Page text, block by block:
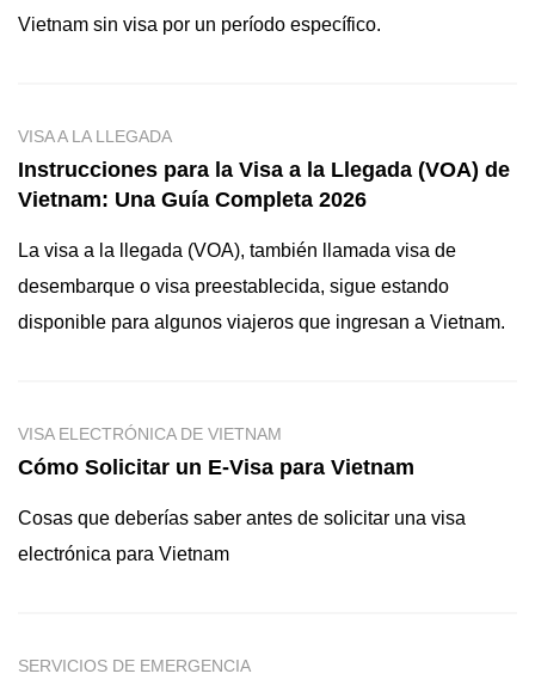
Vietnam sin visa por un período específico.
VISA A LA LLEGADA
Instrucciones para la Visa a la Llegada (VOA) de
Vietnam: Una Guía Completa 2026
La visa a la llegada (VOA), también llamada visa de
desembarque o visa preestablecida, sigue estando
disponible para algunos viajeros que ingresan a Vietnam.
VISA ELECTRÓNICA DE VIETNAM
Cómo Solicitar un E-Visa para Vietnam
Cosas que deberías saber antes de solicitar una visa
electrónica para Vietnam
SERVICIOS DE EMERGENCIA